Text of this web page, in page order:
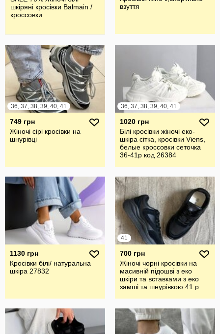
шкіряні кросівки Balmain /
кроссовки
взуття
36, 37, 38, 39, 40, 41
749 грн
Жіночі сірі кросівки на
шнурівці
36, 37, 38, 39, 40, 41
1020 грн
Білі кросівки жіночі еко-
шкіра сітка, кросівки Viens,
белые кроссовки сеточка
36-41р код 26384
1130 грн
Кросівки білі/ натуральна
шкіра 27832
41
700 грн
Жіночі чорні кросівки на
масивній підошві з еко
шкіри та вставками з еко
замші та шнурівкою 41 р.